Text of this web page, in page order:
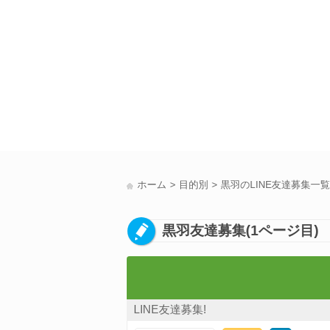
ホーム 目的別 黒羽のLINE友達募集一覧
黒羽友達募集(1ページ目)
LINE友達募集!